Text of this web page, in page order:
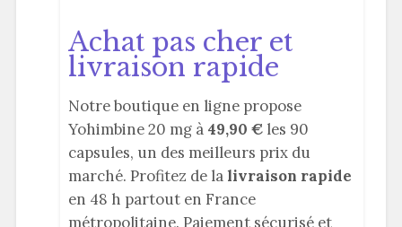
Achat pas cher et
livraison rapide
Notre boutique en ligne propose
Yohimbine 20 mg à 49,90 € les 90
capsules, un des meilleurs prix du
marché. Profitez de la livraison rapide
en 48 h partout en France
métropolitaine. Paiement sécurisé et